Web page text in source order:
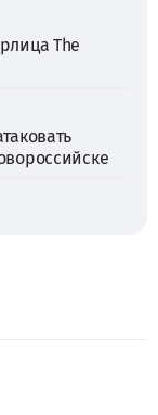
The